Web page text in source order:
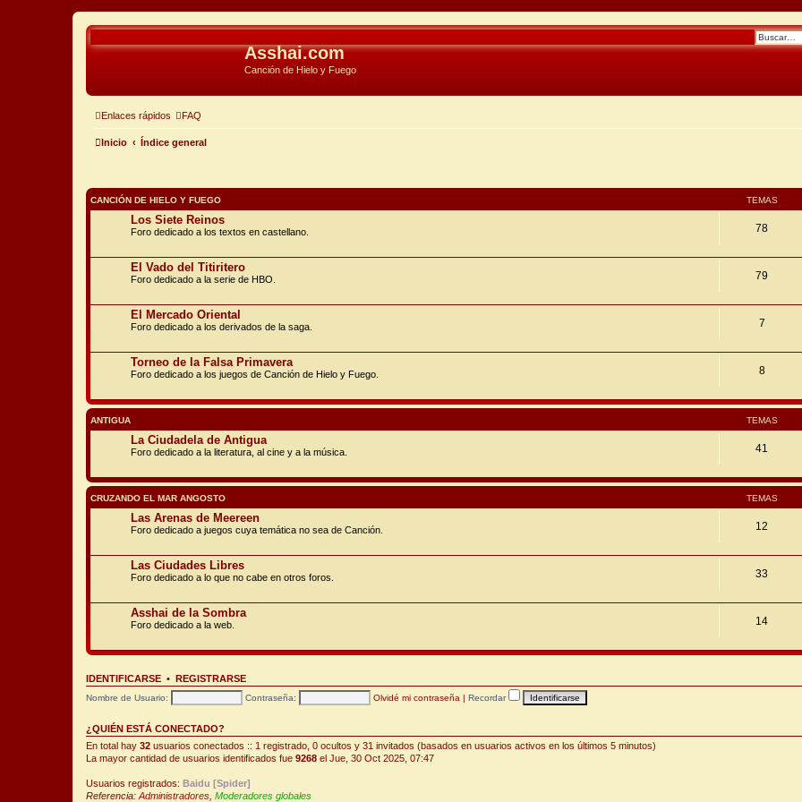
Asshai.com
Canción de Hielo y Fuego
Enlaces rápidos FAQ
Inicio Índice general
CANCIÓN DE HIELO Y FUEGO TEMAS
Los Siete Reinos
Foro dedicado a los textos en castellano. 78
El Vado del Titiritero
Foro dedicado a la serie de HBO. 79
El Mercado Oriental
Foro dedicado a los derivados de la saga. 7
Torneo de la Falsa Primavera
Foro dedicado a los juegos de Canción de Hielo y Fuego. 8
ANTIGUA TEMAS
La Ciudadela de Antigua
Foro dedicado a la literatura, al cine y a la música. 41
CRUZANDO EL MAR ANGOSTO TEMAS
Las Arenas de Meereen
Foro dedicado a juegos cuya temática no sea de Canción. 12
Las Ciudades Libres
Foro dedicado a lo que no cabe en otros foros. 33
Asshai de la Sombra
Foro dedicado a la web. 14
IDENTIFICARSE • REGISTRARSE
Nombre de Usuario: Contraseña: Olvidé mi contraseña | Recordar
¿QUIÉN ESTÁ CONECTADO?
En total hay 32 usuarios conectados :: 1 registrado, 0 ocultos y 31 invitados (basados en usuarios activos en los últimos 5 minutos)
La mayor cantidad de usuarios identificados fue 9268 el Jue, 30 Oct 2025, 07:47
Usuarios registrados: Baidu [Spider]
Referencia: Administradores Moderadores globales